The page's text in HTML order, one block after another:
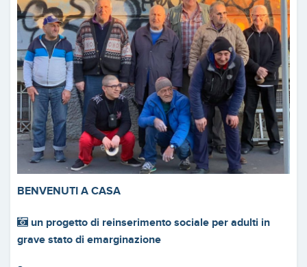
BENVENUTI A CASA
un progetto di reinserimento sociale per adulti in
grave stato di emarginazione